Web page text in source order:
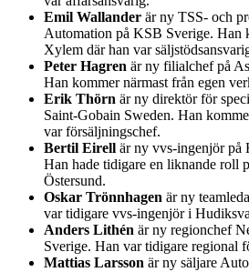
Emil Wallander är ny TSS- och
Automation på KSB Sverige. Han
Xylem där han var
Peter Hagren är ny filialchef på
Han kommer närmast från egen
Erik Thörn är ny direktör för
Saint-Gobain Sweden. Han
var försäljningschef.
Bertil Eirell är ny vvs-ingenjör på
Han hade tidigare en liknande roll
Östersund.
Oskar Trönnhagen är ny
var tidigare vvs-ingenjör i
Anders Lithén är ny regionchef
Sverige. Han var tidigare regional
Mattias Larsson är ny säljare